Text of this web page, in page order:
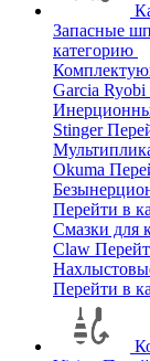
Запасные
категорию
Garcia Ryobi
Stinger
Okuma
Перейти в
Смазки для
Claw
Перейти в